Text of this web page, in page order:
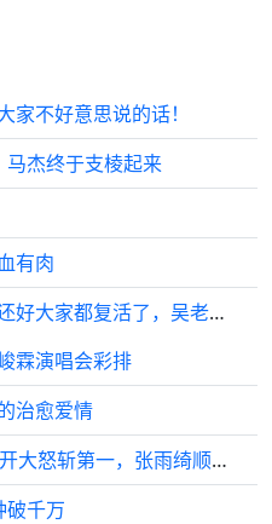
不好意思说的话！
马杰终于支棱起来
有肉
九门昨天的剧情太吓人了，还好大家都复活了，吴老狗很靠谱！
霖演唱会彩排
治愈爱情
浪姐1初舞台0彩排，蓝盈莹开大怒斩第一，张雨绮顺拐竟走上巅峰?
千万